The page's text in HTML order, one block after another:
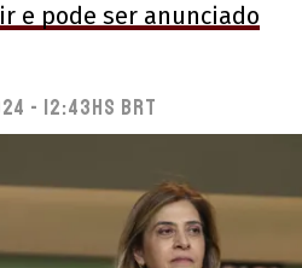
e pode ser anunciado
- 12:43hs BRT